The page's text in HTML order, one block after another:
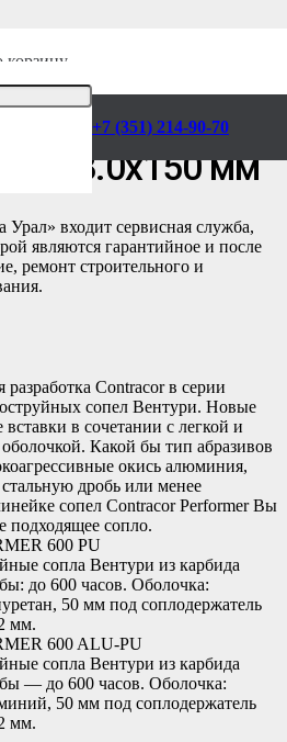
+7 (351) 214-90-70
600х8.0,
8.0х150 мм
входит сервисная служба,
являются гарантийное и после
ремонт строительного и
Contracor в серии
сопел Вентури. Новые
в сочетании с легкой и
Какой бы тип абразивов
окись алюминия,
дробь или менее
сопел Contracor Performer Вы
подходящее сопло.
600 PU
сопла Вентури из карбида
до 600 часов. Оболочка:
50 мм под соплодержатель
мм.
600 ALU-PU
сопла Вентури из карбида
— до 600 часов. Оболочка:
50 мм под соплодержатель
мм.